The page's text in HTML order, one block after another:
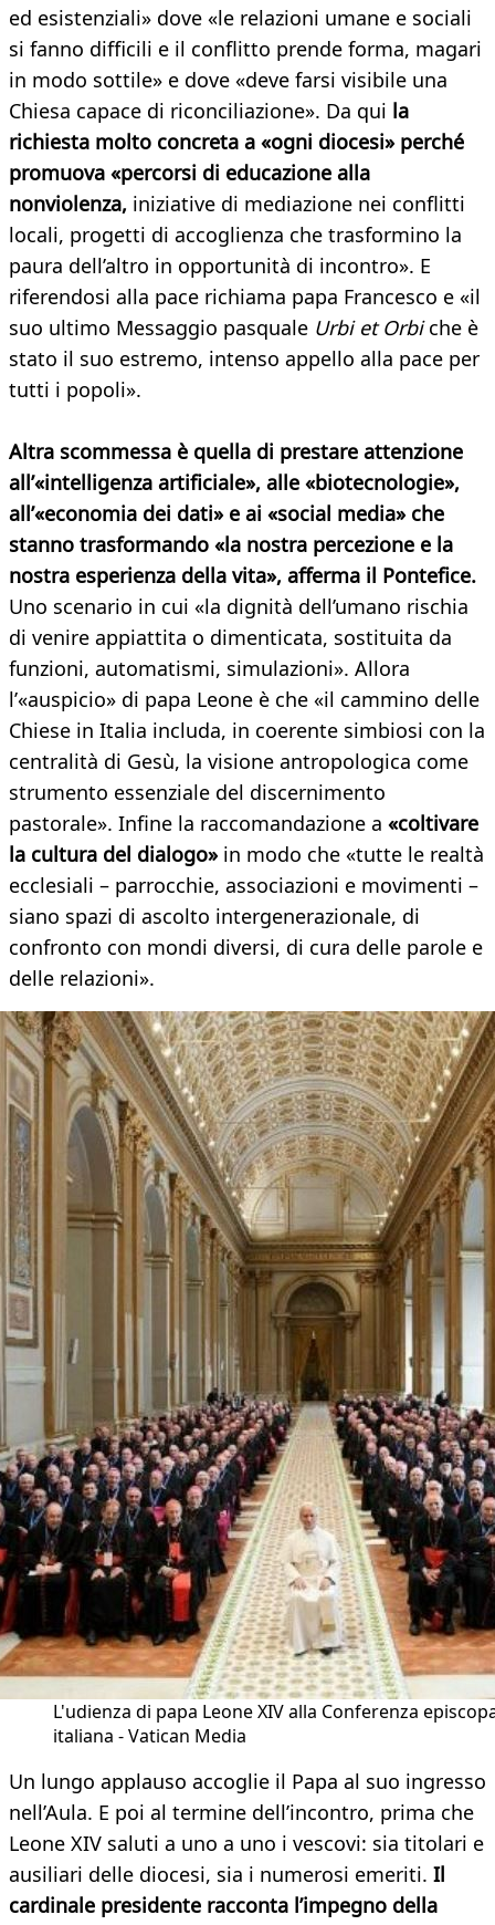
ed esistenziali» dove «le relazioni umane e sociali
si fanno difficili e il conflitto prende forma, magari
in modo sottile» e dove «deve farsi visibile una
Chiesa capace di riconciliazione». Da qui la
richiesta molto concreta a «ogni diocesi» perché
promuova «percorsi di educazione alla
nonviolenza, iniziative di mediazione nei conflitti
locali, progetti di accoglienza che trasformino la
paura dell’altro in opportunità di incontro». E
riferendosi alla pace richiama papa Francesco e «il
suo ultimo Messaggio pasquale Urbi et Orbiche è
stato il suo estremo, intenso appello alla pace per
tutti i popoli».
Altra scommessa è quella di prestare attenzione
all’«intelligenza artificiale», alle «biotecnologie»,
all’«economia dei dati» e ai «social media» che
stanno trasformando «la nostra percezione e la
nostra esperienza della vita», afferma il Pontefice.
Uno scenario in cui «la dignità dell’umano rischia
di venire appiattita o dimenticata, sostituita da
funzioni, automatismi, simulazioni». Allora
l’«auspicio» di papa Leone è che «il cammino delle
Chiese in Italia includa, in coerente simbiosi con la
centralità di Gesù, la visione antropologica come
strumento essenziale del discernimento
pastorale». Infine la raccomandazione a «coltivare
la cultura del dialogo» in modo che «tutte le realtà
ecclesiali – parrocchie, associazioni e movimenti –
siano spazi di ascolto intergenerazionale, di
confronto con mondi diversi, di cura delle parole e
delle relazioni».
L'udienza di papa Leone XIV alla Conferenza
italiana - Vatican Media
Un lungo applauso accoglie il Papa al suo ingresso
nell’Aula. E poi al termine dell’incontro, prima che
Leone XIV saluti a uno a uno i vescovi: sia titolari e
ausiliari delle diocesi, sia i numerosi emeriti. Il
cardinale presidente racconta l’impegno della